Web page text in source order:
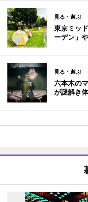
見る・遊ぶ
東京ミッ
ーデン」
見る・遊ぶ
六本木の
が謎解き